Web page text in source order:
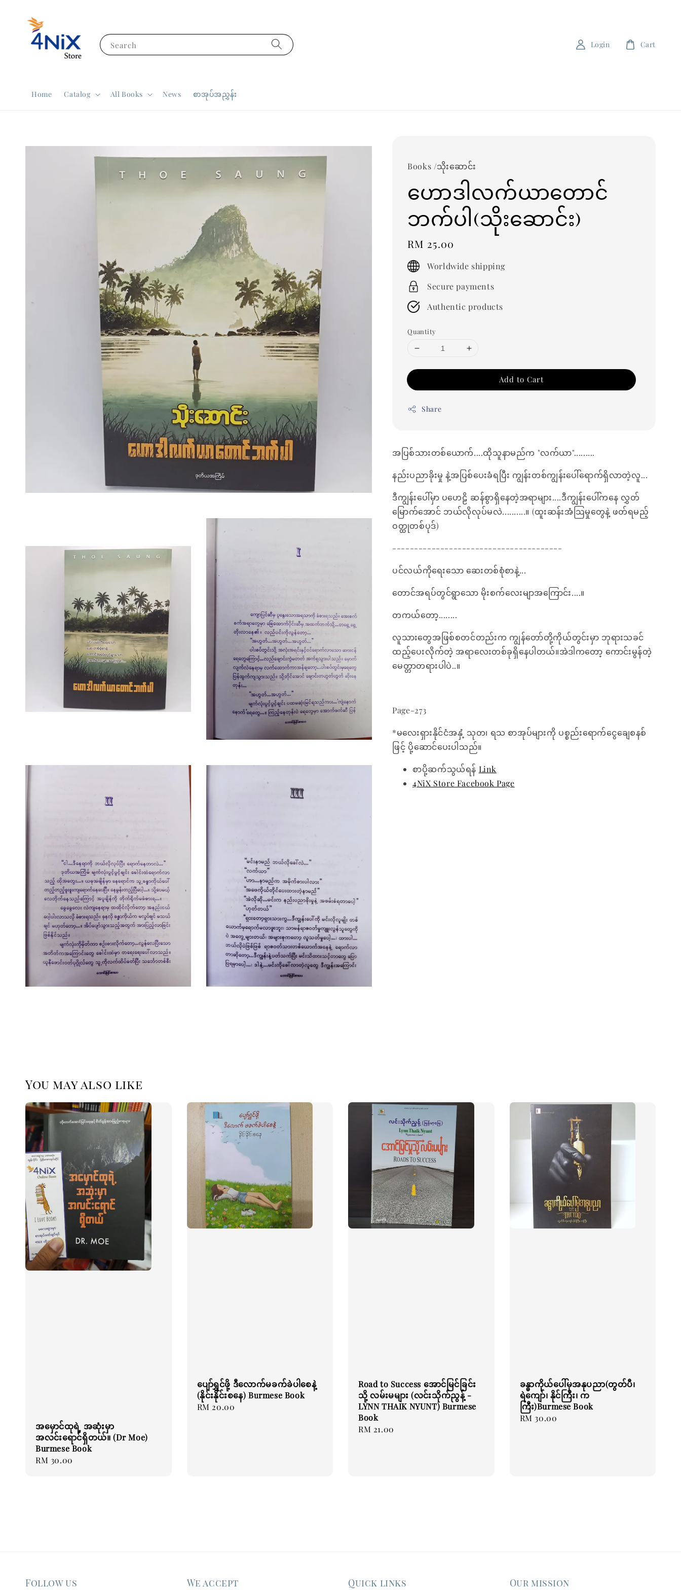
Search
Home Catalog All Books News စာအုပ်အညွှန်း
Login Cart
Books /သိုးဆောင်း
ဟောဒါလက်ယာတောင်
ဘက်ပါ(သိုးဆောင်း)
Regular
price
RM 25.00
Worldwide shipping
Secure payments
Authentic products
Quantity
Add to Cart
Share
အပြစ်သားတစ်ယောက်....ထိုသူနာမည်က "လက်ယာ".........
နည်းပညာခိုးမှု နဲ့အပြစ်ပေးခံရပြီး ကျွန်းတစ်ကျွန်းပေါ်ရောက်ရှိလာတဲ့လူ...
ဒီကျွန်းပေါ်မှာ ပဟေဠိ ဆန်စွာရှိနေတဲ့အရာများ....ဒီကျွန်းပေါ်ကနေ လွှတ်
မြောက်အောင် ဘယ်လိုလုပ်မလဲ..........။ (ထူးဆန်းအံဩမှုတွေနဲ့ ဖတ်ရမည့်
ဝတ္ထုတစ်ပုဒ်)
---------------------------------------
ပင်လယ်ကိုရေးသော ဆေးတစ်စုံစာနဲ့...
တောင်အရပ်တွင်ရွာသော မိုးစက်လေးမျာအကြောင်း....။
တကယ်တော့........
လူသားတွေအဖြစ်စတင်တည်းက ကျွန်တော်တို့ကိုယ်တွင်းမှာ ဘုရားသခင်
ထည့်ပေးလိုက်တဲ့ အရာလေးတစ်ခုရှိနေပါတယ်။အဲဒါကတော့ ကောင်းမွန်တဲ့
မေတ္တာတရားပါပဲ..။
Page-273
*မလေးရှားနိုင်ငံအနှံ့ သုတ၊ ရသ စာအုပ်များကို ပစ္စည်းရောက်ငွေချေစနစ်
ဖြင့် ပို့ဆောင်ပေးပါသည်။
စာပို့ဆက်သွယ်ရန် Link
4NiX Store Facebook Page
You may also like
အမှောင်ထုရဲ့ အဆုံးမှာ
အလင်းရောင်ရှိတယ်။ (Dr Moe)
Burmese Book
Regular
RM 30.00
ပျော်ရွှင်ဖို့ ဒီလောက်မခက်ခဲပါစေနဲ့
(နိုင်းနိုင်းစနေ) Burmese Book
Regular
RM 20.00
Road to Success အောင်မြင်ခြင်း
သို့ လမ်းမများ (လင်းသိုက်ညွန့် -
LYNN THAIK NYUNT) Burmese
Book
Regular
RM 21.00
ခန္ဓာကိုယ်ပေါ်မှအနုပညာ(တွတ်ပီ၊
ရဲကျော်၊ နိုင်ကြီး၊ က
ကြီး)Burmese Book
Regular
RM 30.00
Follow us We accept Quick links Our mission